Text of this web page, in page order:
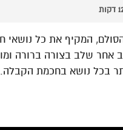
המקיף את כל נושאי
בכל נושא בחכמת הקבלה.